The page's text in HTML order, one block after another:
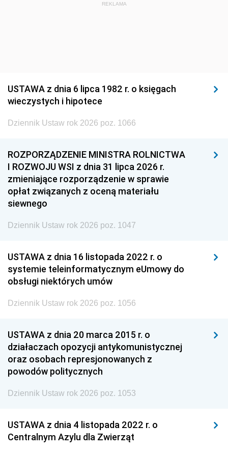
REKLAMA
USTAWA z dnia 6 lipca 1982 r. o księgach
wieczystych i hipotece
Dziennik Ustaw rok 2026 poz. 1066
ROZPORZĄDZENIE MINISTRA ROLNICTWA
I ROZWOJU WSI z dnia 31 lipca 2026 r.
zmieniające rozporządzenie w sprawie
opłat związanych z oceną materiału
siewnego
Dziennik Ustaw rok 2026 poz. 1047
USTAWA z dnia 16 listopada 2022 r. o
systemie teleinformatycznym eUmowy do
obsługi niektórych umów
Dziennik Ustaw rok 2026 poz. 1056
USTAWA z dnia 20 marca 2015 r. o
działaczach opozycji antykomunistycznej
oraz osobach represjonowanych z
powodów politycznych
Dziennik Ustaw rok 2026 poz. 1053
USTAWA z dnia 4 listopada 2022 r. o
Centralnym Azylu dla Zwierząt